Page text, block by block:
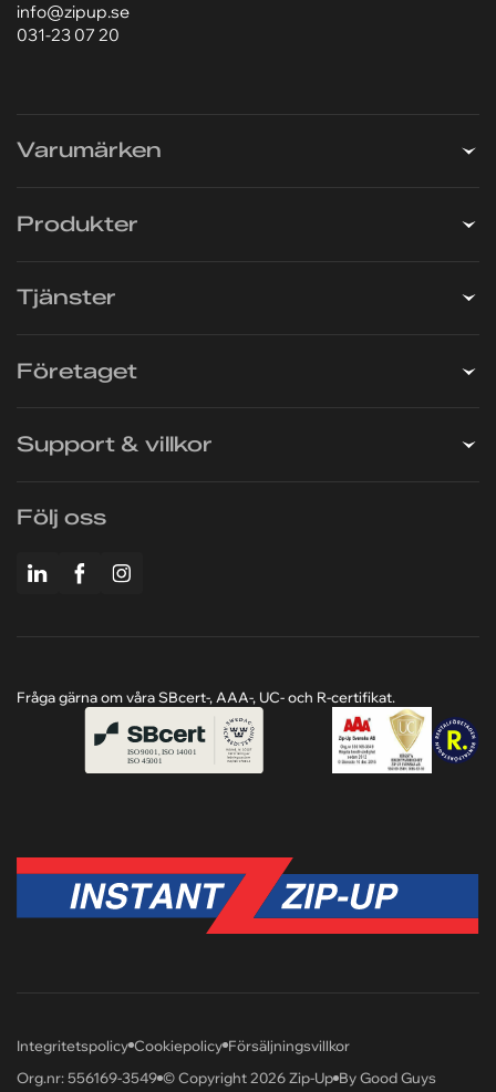
info@zipup.se
031-23 07 20
Varumärken
Produkter
Tjänster
Företaget
Support & villkor
Följ oss
Fråga gärna om våra SBcert-, AAA-, UC- och R-certifikat.
Integritetspolicy Cookiepolicy Försäljningsvillkor
Org.nr: 556169-3549 © Copyright 2026 Zip-Up By Good Guys